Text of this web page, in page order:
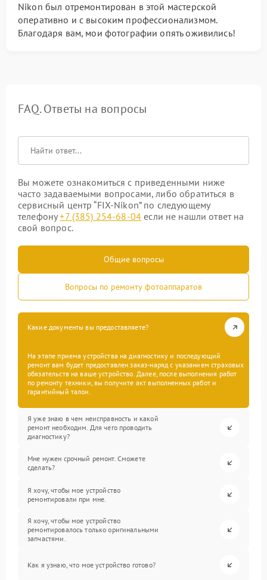
Nikon был отремонтирован в этой мастерской
оперативно и с высоким профессионализмом.
Благодаря вам, мои фотографии опять оживились!
FAQ. Ответы на вопросы
Вы можете ознакомиться с приведенными ниже
часто задаваемыми вопросами, либо обратиться в
сервисный центр “FIX-Nikon” по следующему
телефону+7 (385) 254-68-04 если не нашли ответ на
свой вопрос.
Общие вопросы
Вопросы по ремонту фотоаппаратов
Какие документы вы предоставляете?
На этапе приема устройства на диагностику и последующий
ремонт вам будет предоставлен заказ-наряд с указанием страховых
обязательств на ваше устройство. Далее, после выполнения работ
по ремонту техники, вы получите акт выполненных работ и
гарантийный талон.
Я уже знаю в чем неисправность и какой
ремонт необходим. Для чего проводить
диагностику?
Мне нужен срочный ремонт. Сможете
сделать?
Я хочу, чтобы мое устройство
ремонтировали при мне.
Я хочу, чтобы мое устройство
ремонтировалось только оригинальными
запчастями.
Как я узнаю, что мое устройство готово?